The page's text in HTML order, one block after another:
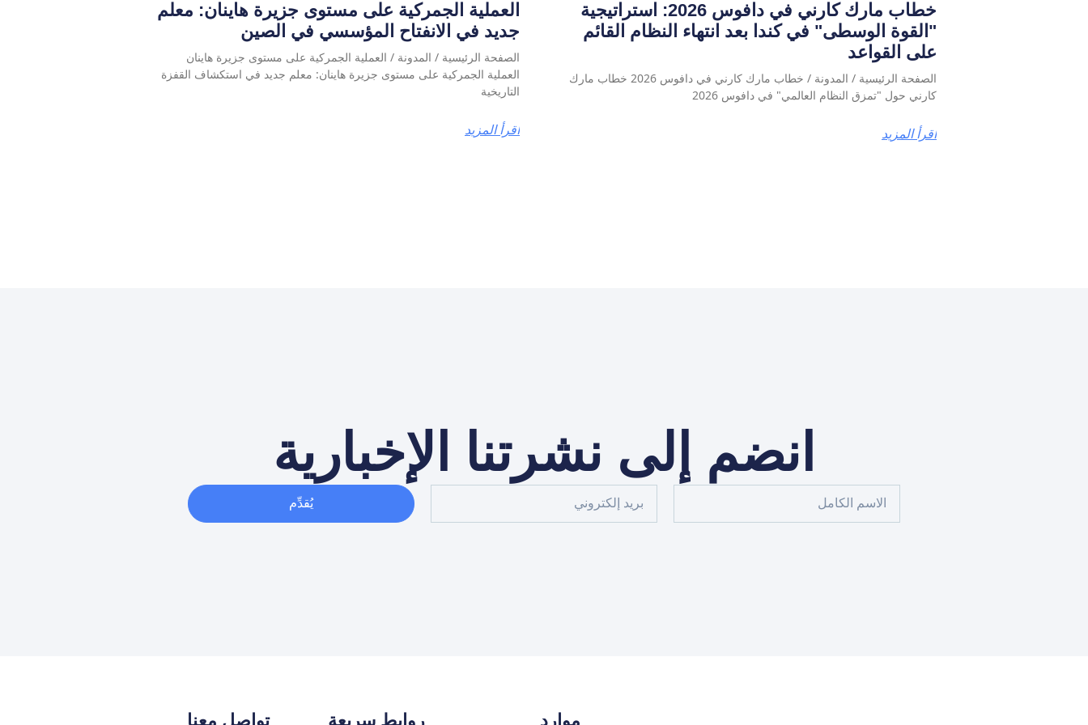
خطاب مارك كارني في دافوس 2026: استراتيجية
"القوة الوسطى" في كندا بعد انتهاء النظام القائم
على القواعد
الصفحة الرئيسية / المدونة / خطاب مارك كارني في دافوس 2026 خطاب مارك
كارني حول "تمزق النظام العالمي" في دافوس 2026
اقرأ المزيد
العملية الجمركية على مستوى جزيرة هاينان: معلم
جديد في الانفتاح المؤسسي في الصين
الصفحة الرئيسية / المدونة / العملية الجمركية على مستوى جزيرة هاينان
العملية الجمركية على مستوى جزيرة هاينان: معلم جديد في استكشاف القفزة
التاريخية
اقرأ المزيد
انضم إلى نشرتنا الإخبارية
يُقدِّم
موارد روابط سريعة تواصل معنا